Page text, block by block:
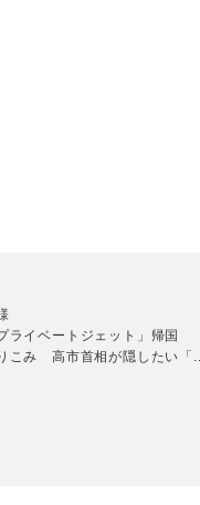
イベートジェット」帰国
こみ 高市首相が隠したい「...